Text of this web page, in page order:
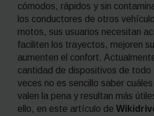
cómodos, rápidos y sin
los conductores de otros
motos, sus usuarios necesitan
faciliten los trayectos, mejoren
aumenten el confort.
cantidad de dispositivos de todo
veces no es sencillo saber
valen la pena y resultan más
ello, en este artículo de